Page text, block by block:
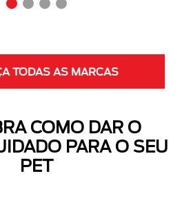
TODAS AS MARCAS
COMO DAR O
PARA O SEU
PET